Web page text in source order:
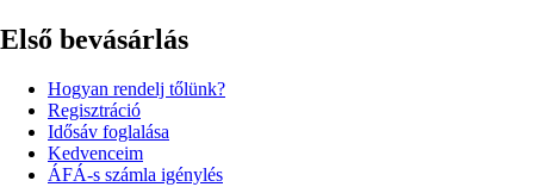
Első bevásárlás
Hogyan rendelj tőlünk?
Regisztráció
Idősáv foglalása
Kedvenceim
ÁFÁ-s számla igénylés